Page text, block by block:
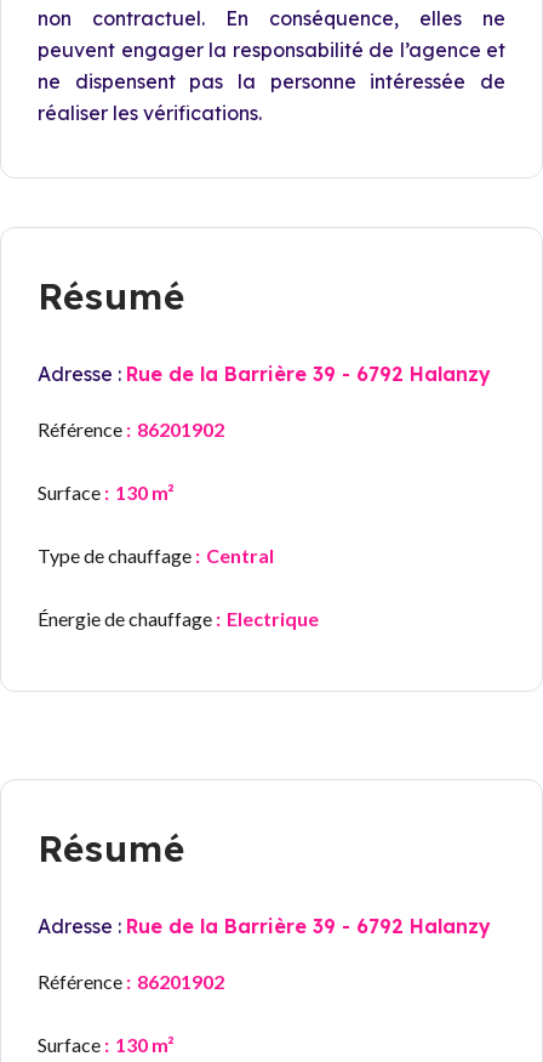
non contractuel. En conséquence, elles ne
peuvent engager la responsabilité de l’agence et
ne dispensent pas la personne intéressée de
réaliser les vérifications.
Résumé
Adresse : Rue de la Barrière 39 - 6792 Halanzy
Référence 86201902
Surface 130 m²
Type de chauffage Central
Énergie de chauffage Electrique
Résumé
Adresse : Rue de la Barrière 39 - 6792 Halanzy
Référence 86201902
Surface 130 m²